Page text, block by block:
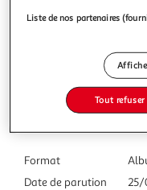
Caractéristiques
Format
Date de parution
25/
Liste de nos partenaires
Tout refuser